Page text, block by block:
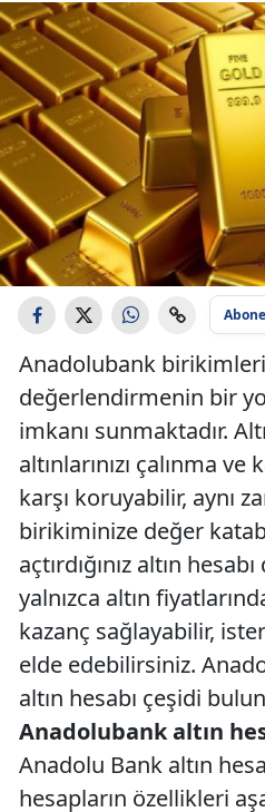
Anadolubank
değerlendirmenin bir
imkanı sunmaktadır.
altınlarınızı çalınma
karşı koruyabilir, aynı
birikiminize değer
açtırdığınız altın
yalnızca altın
kazanç sağlayabilir,
elde edebilirsiniz.
altın hesabı çeşidi
Anadolubank altın
Anadolu Bank altın
hesapların özellikleri